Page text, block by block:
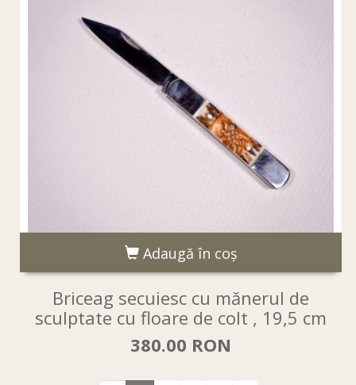
Adaugă în coş
Briceag secuiesc cu mănerul de
sculptate cu floare de colt , 19,5 cm
380.00 RON